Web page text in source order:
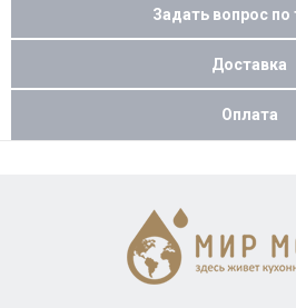
Задать вопрос по
Доставка
Оплата